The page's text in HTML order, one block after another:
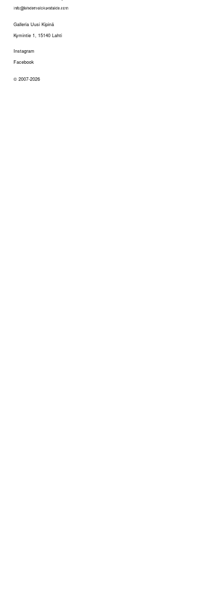
Galleria Uusi Kipinä
Kymintie 1, 15140 Lahti
Instagram
Facebook
© 2007-2026